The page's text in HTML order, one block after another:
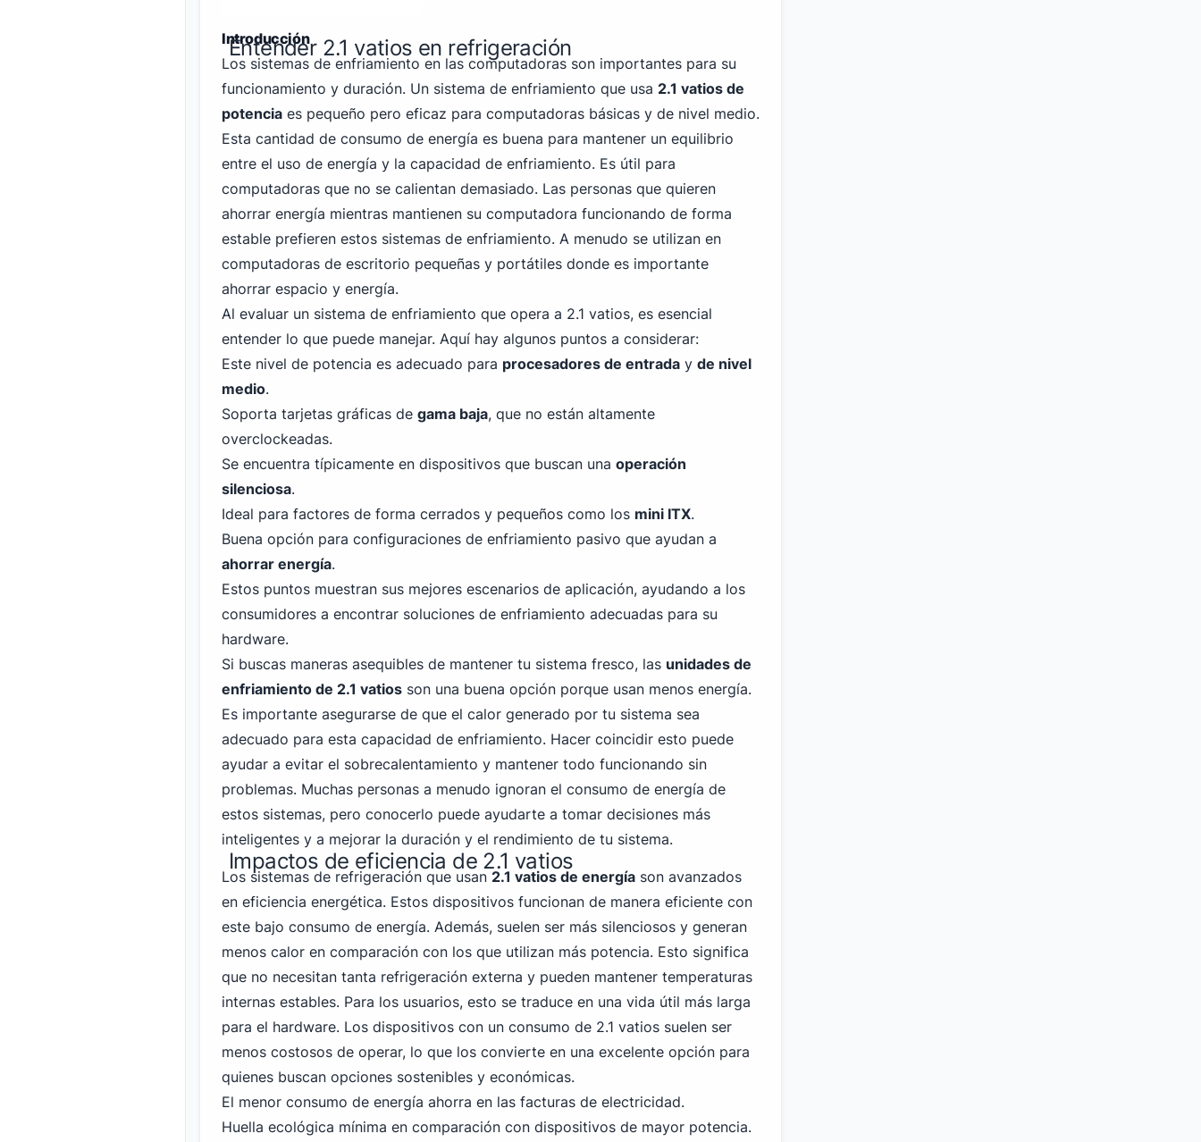
Introducción
Entender 2.1 vatios en refrigeración
Los sistemas de enfriamiento en las computadoras son importantes para su
funcionamiento y duración. Un sistema de enfriamiento que usa 2.1 vatios de
potencia es pequeño pero eficaz para computadoras básicas y de nivel medio.
Esta cantidad de consumo de energía es buena para mantener un equilibrio
entre el uso de energía y la capacidad de enfriamiento. Es útil para
computadoras que no se calientan demasiado. Las personas que quieren
ahorrar energía mientras mantienen su computadora funcionando de forma
estable prefieren estos sistemas de enfriamiento. A menudo se utilizan en
computadoras de escritorio pequeñas y portátiles donde es importante
ahorrar espacio y energía.
Al evaluar un sistema de enfriamiento que opera a 2.1 vatios, es esencial
entender lo que puede manejar. Aquí hay algunos puntos a considerar:
Este nivel de potencia es adecuado para procesadores de entrada y de nivel
medio.
Soporta tarjetas gráficas de gama baja, que no están altamente
overclockeadas.
Se encuentra típicamente en dispositivos que buscan una operación
silenciosa.
Ideal para factores de forma cerrados y pequeños como los mini ITX.
Buena opción para configuraciones de enfriamiento pasivo que ayudan a
ahorrar energía.
Estos puntos muestran sus mejores escenarios de aplicación, ayudando a los
consumidores a encontrar soluciones de enfriamiento adecuadas para su
hardware.
Si buscas maneras asequibles de mantener tu sistema fresco, las unidades de
enfriamiento de 2.1 vatios son una buena opción porque usan menos energía.
Es importante asegurarse de que el calor generado por tu sistema sea
adecuado para esta capacidad de enfriamiento. Hacer coincidir esto puede
ayudar a evitar el sobrecalentamiento y mantener todo funcionando sin
problemas. Muchas personas a menudo ignoran el consumo de energía de
estos sistemas, pero conocerlo puede ayudarte a tomar decisiones más
inteligentes y a mejorar la duración y el rendimiento de tu sistema.
Impactos de eficiencia de 2.1 vatios
Los sistemas de refrigeración que usan 2.1 vatios de energía son avanzados
en eficiencia energética. Estos dispositivos funcionan de manera eficiente con
este bajo consumo de energía. Además, suelen ser más silenciosos y generan
menos calor en comparación con los que utilizan más potencia. Esto significa
que no necesitan tanta refrigeración externa y pueden mantener temperaturas
internas estables. Para los usuarios, esto se traduce en una vida útil más larga
para el hardware. Los dispositivos con un consumo de 2.1 vatios suelen ser
menos costosos de operar, lo que los convierte en una excelente opción para
quienes buscan opciones sostenibles y económicas.
El menor consumo de energía ahorra en las facturas de electricidad.
Huella ecológica mínima en comparación con dispositivos de mayor potencia.